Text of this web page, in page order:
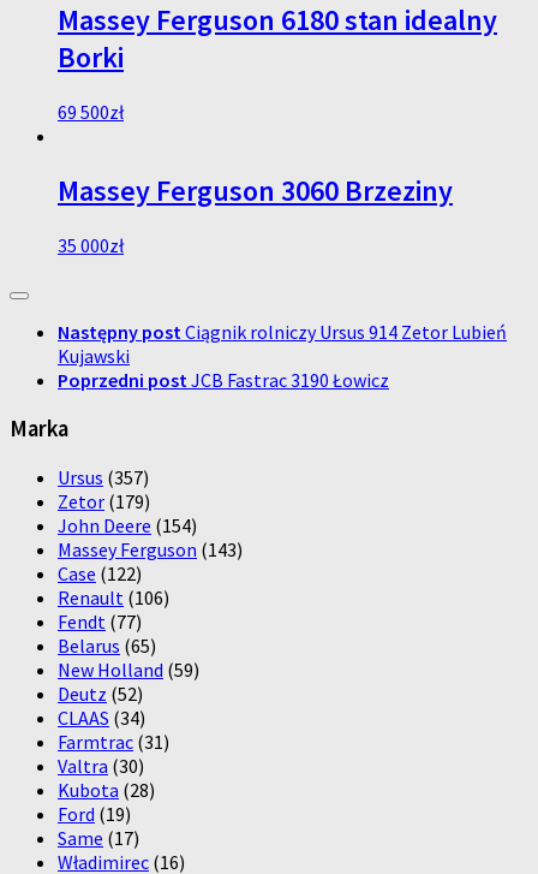
Massey Ferguson 6180 stan idealny
Borki
69 500zł
Massey Ferguson 3060 Brzeziny
35 000zł
Następny postCiągnik rolniczy Ursus 914 Zetor Lubień
Kujawski
Poprzedni postJCB Fastrac 3190 Łowicz
Marka
Ursus (357)
Zetor (179)
John Deere (154)
Massey Ferguson (143)
Case (122)
Renault (106)
Fendt (77)
Belarus (65)
New Holland (59)
Deutz (52)
CLAAS (34)
Farmtrac (31)
Valtra (30)
Kubota (28)
Ford (19)
Same (17)
Władimirec (16)